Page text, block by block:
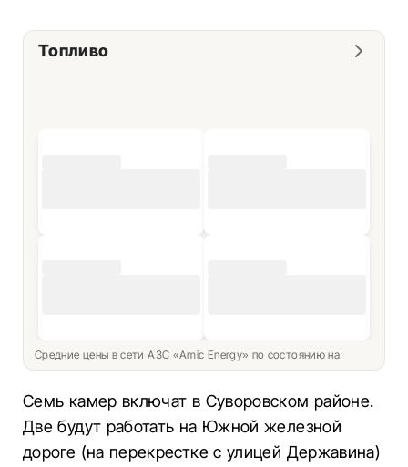
Топливо
Средние цены в сети АЗС «Amic Energy» по состоянию на
Семь камер включат в Суворовском районе.
Две будут работать на Южной железной
дороге (на перекрестке с улицей Державина)